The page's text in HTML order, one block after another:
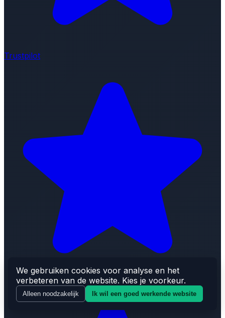
We gebruiken cookies voor analyse en het
verbeteren van de website. Kies je voorkeur.
Alleen noodzakelijk Ik wil een goed werkende website
Trustpilot